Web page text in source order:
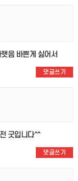
음 바쁜게 싫어서
댓글쓰기
굿입니다^^
댓글쓰기